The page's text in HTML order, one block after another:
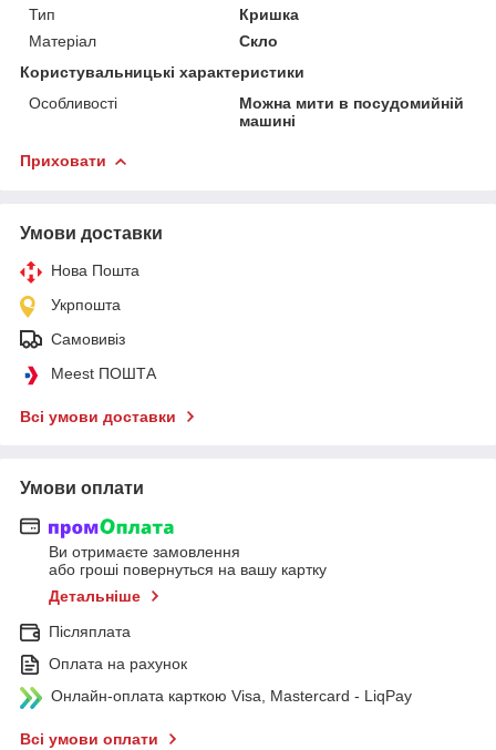
Тип
Кришка
Матеріал
Скло
Користувальницькі характеристики
Особливості
Можна мити в посудомийній
машині
Приховати
Умови доставки
Нова Пошта
Укрпошта
Самовивіз
Meest ПОШТА
Всі умови доставки
Умови оплати
Ви отримаєте замовлення
або гроші повернуться на вашу картку
Детальніше
Післяплата
Оплата на рахунок
Онлайн-оплата карткою Visa, Mastercard - LiqPay
Всі умови оплати